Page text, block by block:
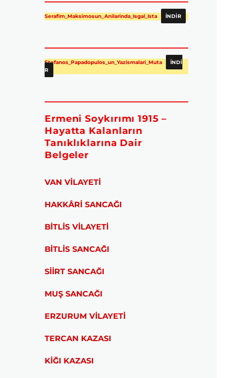
Serafim_Maksimosun_Anilarinda_Isgal_Ista İNDIR
Stefanos_Papadopulos_un_Yazismalari_Muta
İNDI
R
Ermeni Soykırımı 1915 –
Hayatta Kalanların
Tanıklıklarına Dair
Belgeler
VAN VİLAYETİ
HAKKÂRİ SANCAĞI
BİTLİS VİLAYETİ
BİTLİS SANCAĞI
SİİRT SANCAĞI
MUŞ SANCAĞI
ERZURUM VİLAYETİ
TERCAN KAZASI
KİĞI KAZASI